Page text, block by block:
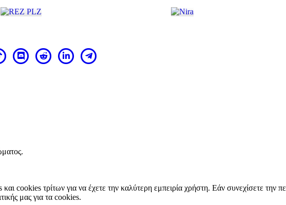
cookies τρίτων για να έχετε την καλύτερη εμπειρία χρήστη. Εάν συνεχίσετε την
μας για τα cookies.